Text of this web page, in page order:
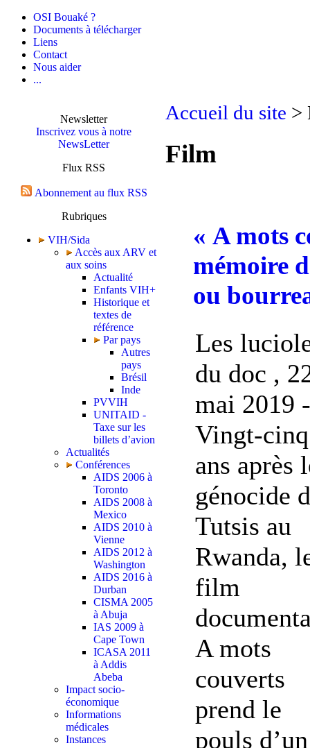
OSI Bouaké ?
Documents à télécharger
Liens
Contact
Nous aider
...
Newsletter
Inscrivez vous à notre
NewsLetter
Flux RSS
Abonnement au flux RSS
Rubriques
VIH/Sida
Accès aux ARV et
aux soins
Actualité
Enfants VIH+
Historique et
textes de
référence
Par pays
Autres
pays
Brésil
Inde
PVVIH
UNITAID -
Taxe sur les
billets d’avion
Actualités
Conférences
AIDS 2006 à
Toronto
AIDS 2008 à
Mexico
AIDS 2010 à
Vienne
AIDS 2012 à
Washington
AIDS 2016 à
Durban
CISMA 2005
à Abuja
IAS 2009 à
Cape Town
ICASA 2011
à Addis
Abeba
Impact socio-
économique
Informations
médicales
Instances
Accueil du site >
Film
« A mots
mémoire
ou
Les
du doc ,
mai 2019 -
Vingt-cinq
ans après
génocide
Tutsis au
Rwanda,
film
A mots
couverts
prend le
pouls d’un